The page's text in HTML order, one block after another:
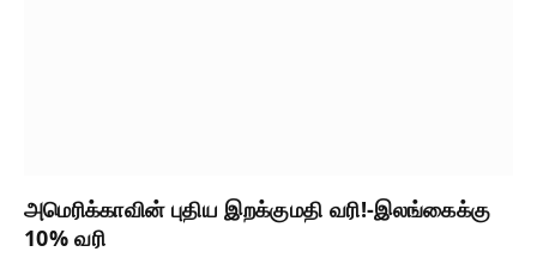
அமெரிக்காவின் புதிய இறக்குமதி வரி!-இலங்கைக்கு
10% வரி